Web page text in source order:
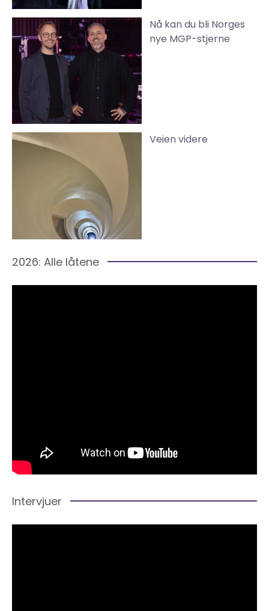
Nå kan du bli Norges
nye MGP-stjerne
Veien videre
2026: Alle låtene
Intervjuer